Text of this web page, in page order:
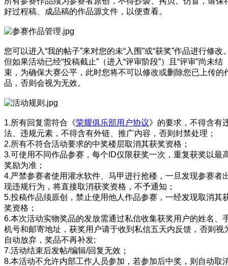
好过程稿、成品稿的作品源文件，以便查看。
您可以进入“我的帖子”来对您的未“入围”或“获奖”作品进行修改
但如果活动已经“投稿截止”（进入“评审阶段”）且“评审”尚未结
束，为确保大赛公平，此时您将不可以修改或删除您已上传的
品，否则会视为无效。
1.所有回复需符合《荣耀俱乐部用户协议》的要求，不得含有
法、违规元素，不得含有外链、推广内容，否则封禁处理；
2.所有不符合活动要求的中奖楼层取消其获奖资格；
3.可使用不同作品参赛，每个ID仅限获奖一次，重复获奖以最
奖励为准；
4.严禁参赛者使用灌水软件、马甲进行抢楼，一旦发现参赛者
现违规行为，将直接取消获奖资格，不予通知；
5.投稿作品须原创，禁止使用他人作品参赛，一经发现取消其
奖资格；
6.本次活动实物奖品的发放需通过私信收集获奖用户的姓名、
机号和邮寄地址，获奖用户请于收到私信五天内反馈，否则视
自动放弃，奖品不再补发;
7.活动结束后发帖/编辑/回复无效；
8.本活动不允许内部工作人员参加，若参加后中奖，则自动取